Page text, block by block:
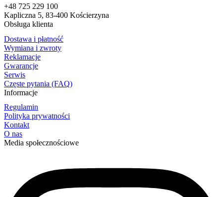
+48 725 229 100
Kapliczna 5, 83-400 Kościerzyna
Obsługa klienta
Dostawa i płatność
Wymiana i zwroty
Reklamacje
Gwarancje
Serwis
Częste pytania (FAQ)
Informacje
Regulamin
Polityka prywatności
Kontakt
O nas
Media społecznościowe